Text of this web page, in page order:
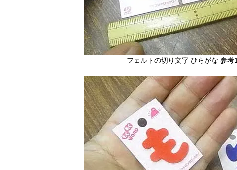
フェルトの切り文字 ひらがな 参考1